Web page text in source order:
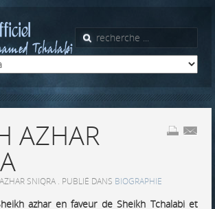
AZHAR
SNIQRA . PUBLIÉ DANS BIOGRAPHIE
azhar en faveur de Sheikh Tchalabi et